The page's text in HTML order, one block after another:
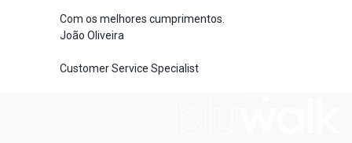
Com os melhores cumprimentos.
João Oliveira
Customer Service Specialist